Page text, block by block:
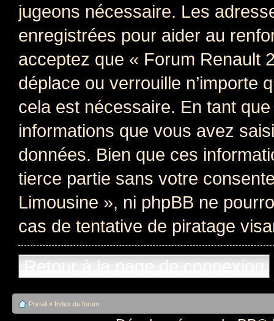
jugeons nécessaire. Les
enregistrées pour aider au
acceptez que « Forum Renault
déplace ou verrouille n’importe
cela est nécessaire. En tant
informations que vous avez
données. Bien que ces
tierce partie sans votre
Limousine », ni phpBB ne
cas de tentative de piratage
Retour à la page de connexion
Portail » Index du forum